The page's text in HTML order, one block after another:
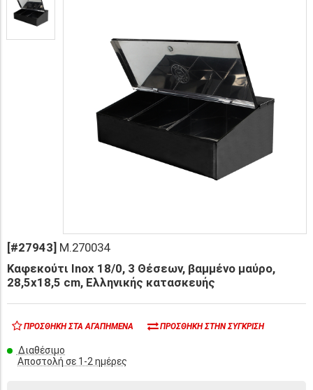
[#27943] M.270034
Καφεκούτι Inox 18/0, 3 Θέσεων, βαμμένο μαύρο,
28,5x18,5 cm, Ελληνικής κατασκευής
ΠΡΟΣΘΉΚΗ ΣΤΑ ΑΓΑΠΗΜΈΝΑ ΠΡΟΣΘΉΚΗ ΣΤΗΝ ΣΎΓΚΡΙΣΗ
Διαθέσιμο
Αποστολή σε 1-2 ημέρες